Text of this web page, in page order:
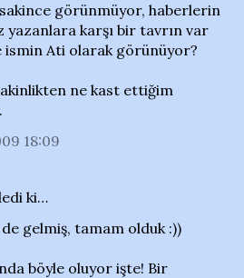
görünmüyor, haberlerin
yazanlara karşı bir tavrın var
ismin Ati olarak görünüyor?
ne kast ettiğim
18:09
ki…
gelmiş, tamam olduk :))
böyle oluyor işte! Bir